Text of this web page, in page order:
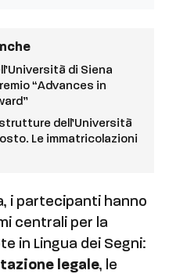
di Siena
“Advances in
dell’Università
Le immatricolazioni
i partecipanti hanno
centrali per la
in Lingua dei Segni:
legale, le